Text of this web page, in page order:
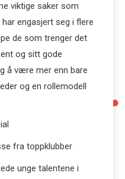
viktige saker som
engasjert seg i flere
de som trenger det
og sitt gode
å være mer enn bare
og en rollemodell
fra toppklubber
unge talentene i